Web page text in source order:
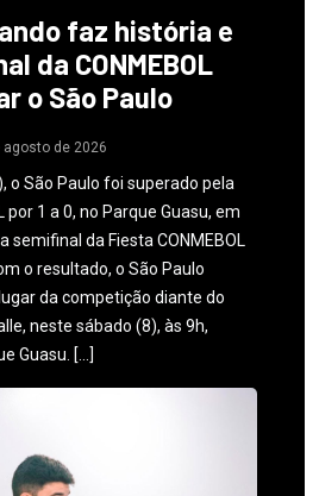
faz história e
da CONMEBOL
o São Paulo
agosto de 2026
o São Paulo foi superado pela
por 1 a 0, no Parque Guasu, em
semifinal da Fiesta CONMEBOL
o resultado, o São Paulo
da competição diante do
neste sábado (8), às 9h,
Guasu. […]